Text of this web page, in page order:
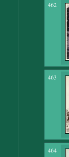
462
463
464